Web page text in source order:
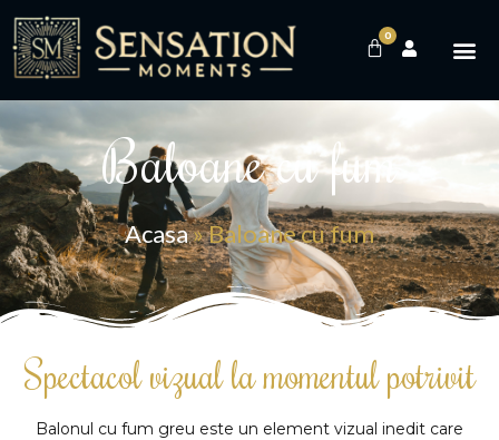
0
Baloane cu fum
Acasa»Baloane cu fum
Spectacol vizual la momentul potrivit
Balonul cu fum greu este un element vizual inedit care